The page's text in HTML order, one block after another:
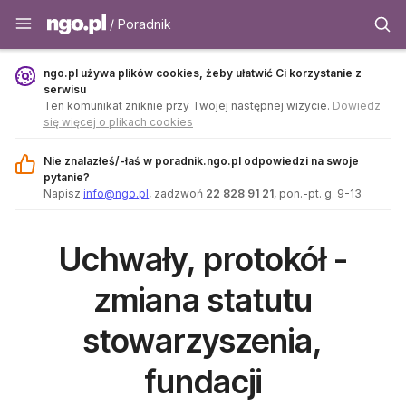
Poradnik - ngo.pl
/ Poradnik
ngo.pl używa plików cookies, żeby ułatwić Ci korzystanie z
serwisu
Ten komunikat zniknie przy Twojej następnej wizycie. Dowiedz
się więcej o plikach cookies
Nie znalazłeś/-łaś w poradnik.ngo.pl odpowiedzi na swoje
pytanie?
Napisz info@ngo.pl, zadzwoń 22 828 91 21, pon.-pt. g. 9-13
Uchwały, protokół -
zmiana statutu
stowarzyszenia,
fundacji